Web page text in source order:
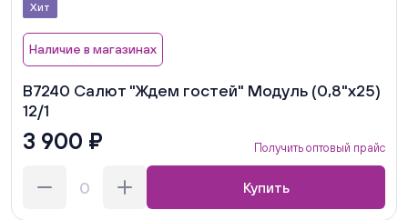
Хит
Наличие в магазинах
В7240 Салют "Ждем гостей" Модуль (0,8"х25)
12/1
3 900 ₽ Получить оптовый прайс
Купить